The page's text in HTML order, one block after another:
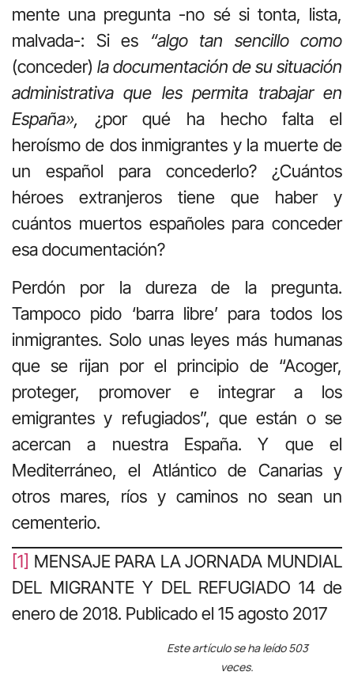
mente una pregunta -no sé si tonta, lista,
malvada-: Si es “algo tan sencillo como
(conceder) la documentación de su situación
administrativa que les permita trabajar en
España», ¿por qué ha hecho falta el
heroísmo de dos inmigrantes y la muerte de
un español para concederlo? ¿Cuántos
héroes extranjeros tiene que haber y
cuántos muertos españoles para conceder
esa documentación?
Perdón por la dureza de la pregunta.
Tampoco pido ‘barra libre’ para todos los
inmigrantes. Solo unas leyes más humanas
que se rijan por el principio de “Acoger,
proteger, promover e integrar a los
emigrantes y refugiados”, que están o se
acercan a nuestra España. Y que el
Mediterráneo, el Atlántico de Canarias y
otros mares, ríos y caminos no sean un
cementerio.
[1] MENSAJE PARA LA JORNADA MUNDIAL
DEL MIGRANTE Y DEL REFUGIADO 14 de
enero de 2018. Publicado el 15 agosto 2017
Este artículo se ha leído 503
veces.